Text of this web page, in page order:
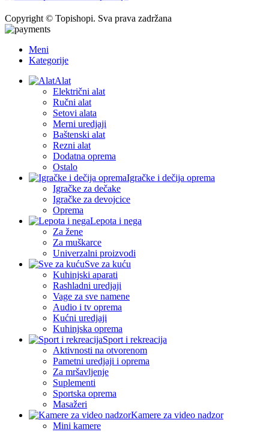
Copyright © Topishopi. Sva prava zadržana
Meni
Kategorije
Alat
Električni alat
Ručni alat
Setovi alata
Merni uredjaji
Baštenski alat
Rezni alat
Dodatna oprema
Ostalo
Igračke i dečija oprema
Igračke za dečake
Igračke za devojcice
Oprema
Lepota i nega
Za žene
Za muškarce
Univerzalni proizvodi
Sve za kuću
Kuhinjski aparati
Rashladni uredjaji
Vage za sve namene
Audio i tv oprema
Kućni uredjaji
Kuhinjska oprema
Sport i rekreacija
Aktivnosti na otvorenom
Pametni uredjaji i oprema
Za mršavljenje
Suplementi
Sportska oprema
Masažeri
Kamere za video nadzor
Mini kamere